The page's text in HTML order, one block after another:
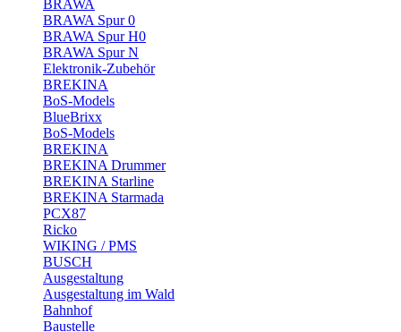
BRAWA
BRAWA Spur 0
BRAWA Spur H0
BRAWA Spur N
Elektronik-Zubehör
BREKINA
BoS-Models
BlueBrixx
BoS-Models
BREKINA
BREKINA Drummer
BREKINA Starline
BREKINA Starmada
PCX87
Ricko
WIKING / PMS
BUSCH
Ausgestaltung
Ausgestaltung im Wald
Bahnhof
Baustelle